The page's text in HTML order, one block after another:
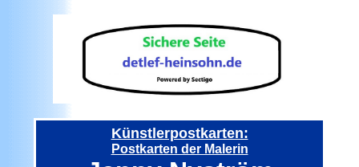
Künstlerpostkarten:
Postkarten der Malerin